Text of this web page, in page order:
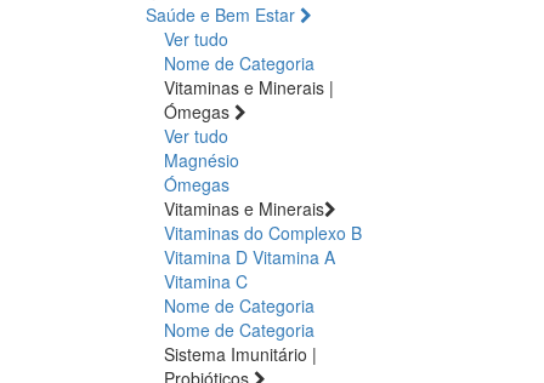
Saúde e Bem Estar
Ver tudo
Nome de Categoria
Vitaminas e Minerais |
Ómegas
Ver tudo
Magnésio
Ómegas
Vitaminas e Minerais
Vitaminas do Complexo B
Vitamina D Vitamina A
Vitamina C
Nome de Categoria
Nome de Categoria
Sistema Imunitário |
Probióticos